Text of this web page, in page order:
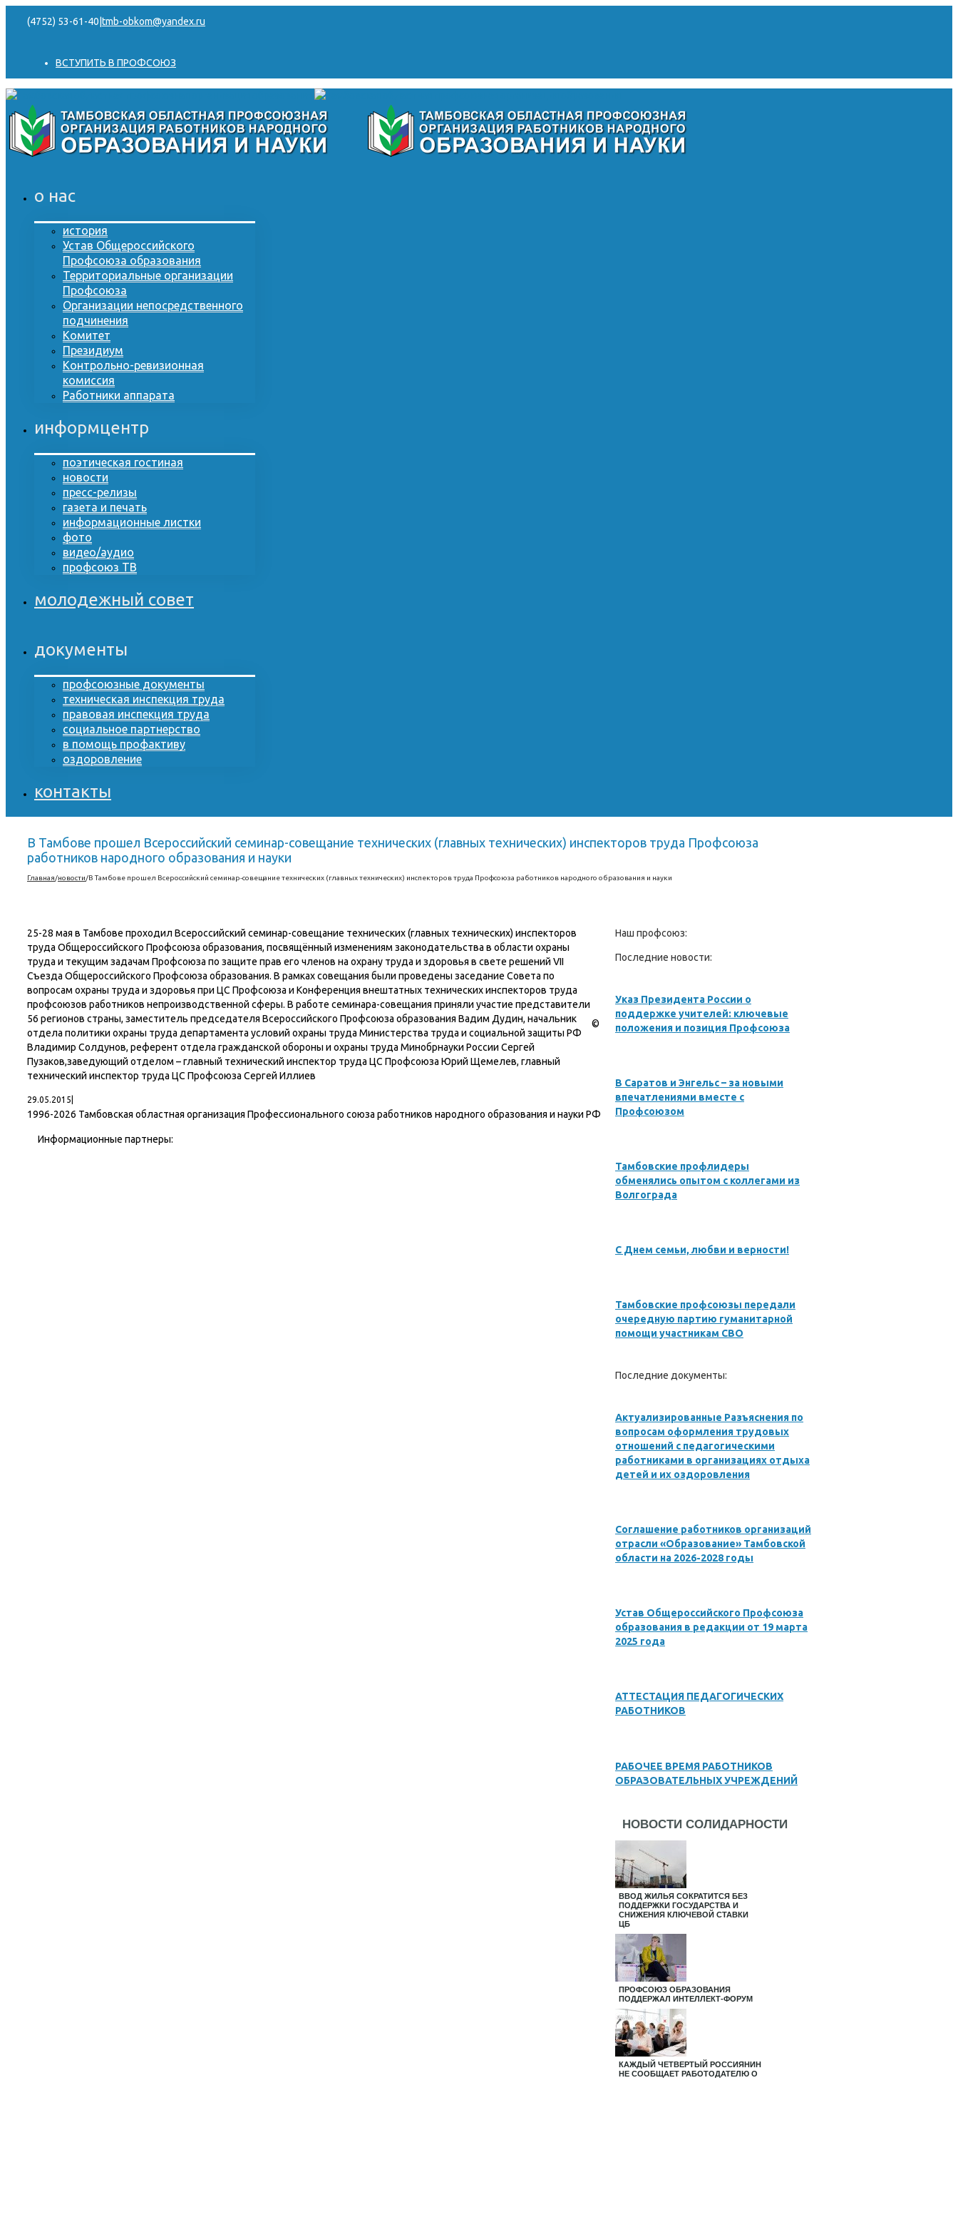
(4752) 53-61-40 tmb-obkom@yandex.ru
ВСТУПИТЬ В ПРОФСОЮЗ
о нас
история
Устав Общероссийского
Профсоюза образования
Территориальные организации
Профсоюза
Организации непосредственного
подчинения
Комитет
Президиум
Контрольно-ревизионная
комиссия
Работники аппарата
информцентр
поэтическая гостиная
новости
пресс-релизы
газета и печать
информационные листки
фото
видео/аудио
профсоюз ТВ
молодежный совет
документы
профсоюзные документы
техническая инспекция труда
правовая инспекция труда
социальное партнерство
в помощь профактиву
оздоровление
контакты
В Тамбове прошел Всероссийский семинар-совещание технических (главных технических) инспекторов труда Профсоюза
работников народного образования и науки
Главная/новости/В Тамбове прошел Всероссийский семинар-совещание технических (главных технических) инспекторов труда Профсоюза работников народного образования и науки
25-28 мая в Тамбове проходил Всероссийский семинар-совещание технических (главных технических) инспекторов
труда Общероссийского Профсоюза образования, посвящённый изменениям законодательства в области охраны
труда и текущим задачам Профсоюза по защите прав его членов на охрану труда и здоровья в свете решений VII
Съезда Общероссийского Профсоюза образования. В рамках совещания были проведены заседание Совета по
вопросам охраны труда и здоровья при ЦС Профсоюза и Конференция внештатных технических инспекторов труда
профсоюзов работников непроизводственной сферы. В работе семинара-совещания приняли участие представители
56 регионов страны, заместитель председателя Всероссийского Профсоюза образования Вадим Дудин, начальник
отдела политики охраны труда департамента условий охраны труда Министерства труда и социальной защиты РФ
Владимир Солдунов, референт отдела гражданской обороны и охраны труда Минобрнауки России Сергей
Пузаков,заведующий отделом – главный технический инспектор труда ЦС Профсоюза Юрий Щемелев, главный
технический инспектор труда ЦС Профсоюза Сергей Иллиев
29.05.2015
Наш профсоюз:
Последние новости:
Указ Президента России о
поддержке учителей: ключевые
положения и позиция Профсоюза
В Саратов и Энгельс – за новыми
впечатлениями вместе с
Профсоюзом
Тамбовские профлидеры
обменялись опытом с коллегами из
Волгограда
С Днем семьи, любви и верности!
Тамбовские профсоюзы передали
очередную партию гуманитарной
помощи участникам СВО
Последние документы:
Актуализированные Разъяснения по
вопросам оформления трудовых
отношений с педагогическими
работниками в организациях отдыха
детей и их оздоровления
Соглашение работников организаций
отрасли «Образование» Тамбовской
области на 2026-2028 годы
Устав Общероссийского Профсоюза
образования в редакции от 19 марта
2025 года
АТТЕСТАЦИЯ ПЕДАГОГИЧЕСКИХ
РАБОТНИКОВ
РАБОЧЕЕ ВРЕМЯ РАБОТНИКОВ
ОБРАЗОВАТЕЛЬНЫХ УЧРЕЖДЕНИЙ
НОВОСТИ СОЛИДАРНОСТИ
ВВОД ЖИЛЬЯ СОКРАТИТСЯ БЕЗ
ПОДДЕРЖКИ ГОСУДАРСТВА И
СНИЖЕНИЯ КЛЮЧЕВОЙ СТАВКИ
ЦБ
ПРОФСОЮЗ ОБРАЗОВАНИЯ
ПОДДЕРЖАЛ ИНТЕЛЛЕКТ-ФОРУМ
КАЖДЫЙ ЧЕТВЕРТЫЙ РОССИЯНИН
НЕ СООБЩАЕТ РАБОТОДАТЕЛЮ О
©
1996-2026 Тамбовская областная организация Профессионального союза работников народного образования и науки РФ
Информационные партнеры: